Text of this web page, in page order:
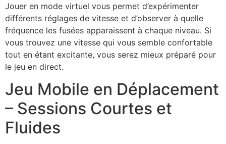
Jouer en mode virtuel vous permet d’expérimenter
différents réglages de vitesse et d’observer à quelle
fréquence les fusées apparaissent à chaque niveau. Si
vous trouvez une vitesse qui vous semble confortable
tout en étant excitante, vous serez mieux préparé pour
le jeu en direct.
Jeu Mobile en Déplacement
– Sessions Courtes et
Fluides